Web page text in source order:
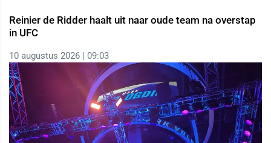
Reinier de Ridder haalt uit naar oude team na overstap
in UFC
10 augustus 2026 | 09:03